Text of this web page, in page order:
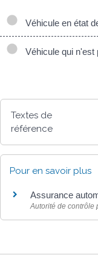
Véhicule en état
Véhicule qui n'est
Textes de
référence
Pour en savoir plus
Assurance
Autorité de contrôle